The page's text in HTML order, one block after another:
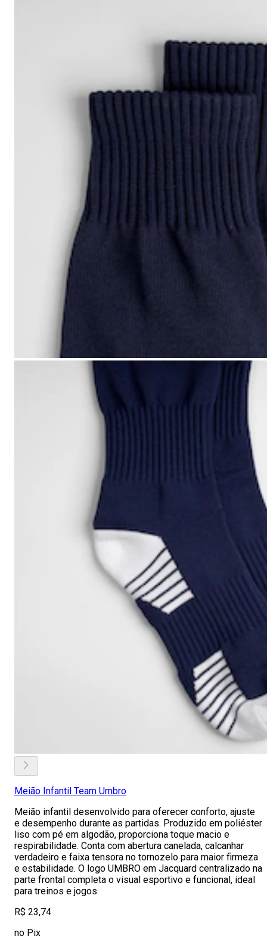
Meião Infantil Team Umbro
Meião infantil desenvolvido para oferecer conforto, ajuste
e desempenho durante as partidas. Produzido em poliéster
liso com pé em algodão, proporciona toque macio e
respirabilidade. Conta com abertura canelada, calcanhar
verdadeiro e faixa tensora no tornozelo para maior firmeza
e estabilidade. O logo UMBRO em Jacquard centralizado na
parte frontal completa o visual esportivo e funcional, ideal
para treinos e jogos.
R$ 23,74
no Pix